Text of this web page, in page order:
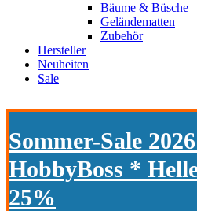
Bäume & Büsche
Geländematten
Zubehör
Hersteller
Neuheiten
Sale
Sommer-Sale
HobbyBoss *
25%